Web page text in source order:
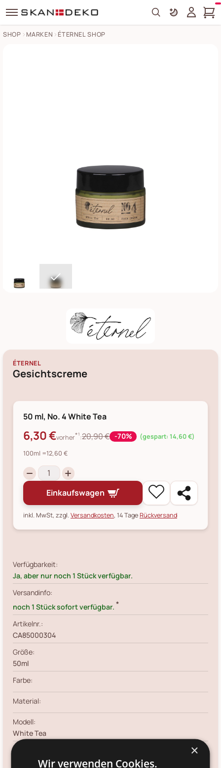
Search
SHOP MARKEN ÉTERNEL SHOP
ÉTERNEL
Gesichtscreme
50 ml, No. 4 White Tea
6,30 €vorher*¹:20,90 € -70% (gespart: 14,60 €)
100ml =12,60 €
Einkaufswagen
inkl. MwSt, zzgl.Versandkosten, 14 TageRückversand
Verfügbarkeit:
Ja, aber nur noch 1 Stück verfügbar.
Versandinfo:
noch 1 Stück sofort verfügbar. *
Artikelnr.:
CA85000304
Größe:
50ml
Farbe:
Material:
Modell:
White Tea
ml
×
Wir verwenden Cookies.